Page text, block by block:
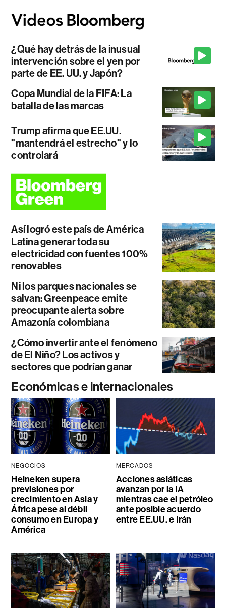
¿Qué hay detrás de la inusual
intervención sobre el yen por
parte de EE. UU. y Japón?
Copa Mundial de la FIFA: La
batalla de las marcas
Trump afirma que EE.UU.
"mantendrá el estrecho" y lo
controlará
Así logró este país de América
Latina generar toda su
electricidad con fuentes 100%
renovables
Ni los parques nacionales se
salvan: Greenpeace emite
preocupante alerta sobre
Amazonía colombiana
¿Cómo invertir ante el fenómeno
de El Niño? Los activos y
sectores que podrían ganar
Económicas e internacionales
NEGOCIOS
Heineken supera
previsiones por
crecimiento en Asia y
África pese al débil
consumo en Europa y
América
MERCADOS
Acciones asiáticas
avanzan por la IA
mientras cae el petróleo
ante posible acuerdo
entre EE.UU. e Irán